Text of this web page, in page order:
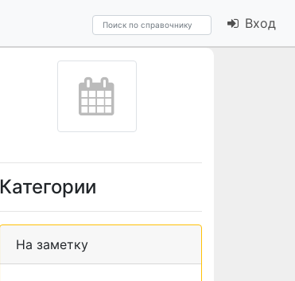
Вход
Категории
На заметку